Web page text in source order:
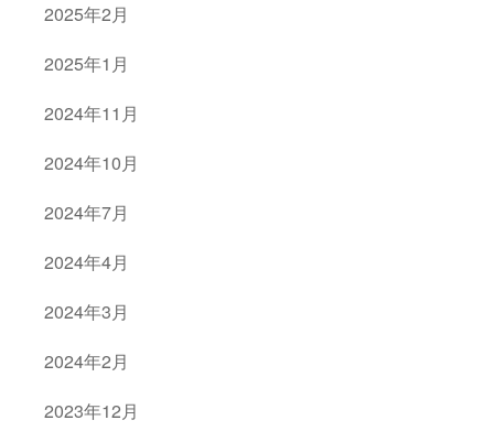
2025年2月
2025年1月
2024年11月
2024年10月
2024年7月
2024年4月
2024年3月
2024年2月
2023年12月